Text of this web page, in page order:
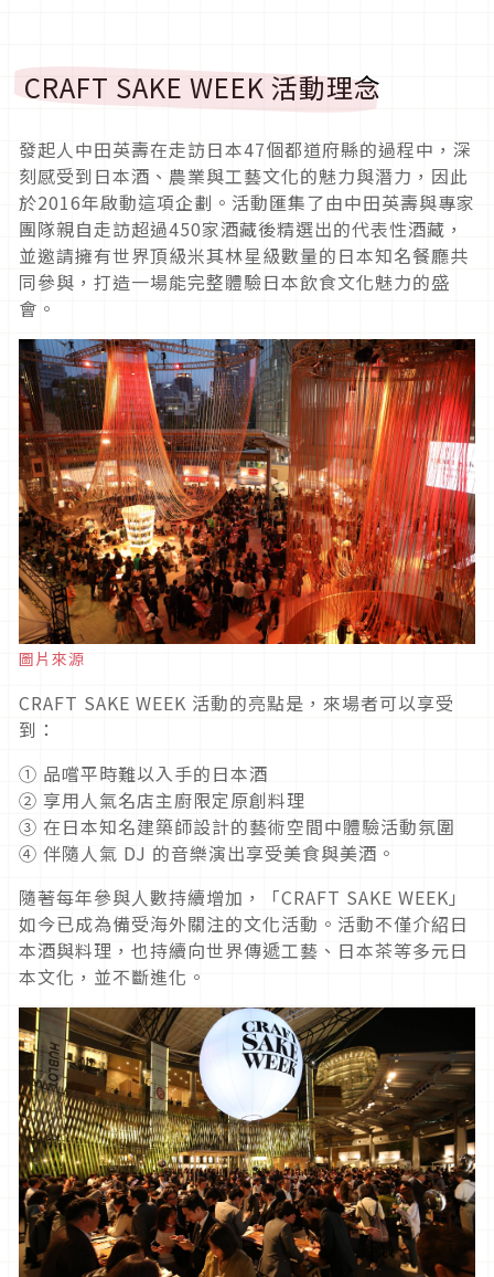
CRAFT SAKE WEEK 活動理念
發起人中田英壽在走訪日本47個都道府縣的過程中，深
刻感受到日本酒、農業與工藝文化的魅力與潛力，因此
於2016年啟動這項企劃。活動匯集了由中田英壽與專家
團隊親自走訪超過450家酒藏後精選出的代表性酒藏，
並邀請擁有世界頂級米其林星級數量的日本知名餐廳共
同參與，打造一場能完整體驗日本飲食文化魅力的盛
會。
圖片來源
CRAFT SAKE WEEK 活動的亮點是，來場者可以享受
到：
① 品嚐平時難以入手的日本酒
② 享用人氣名店主廚限定原創料理
③ 在日本知名建築師設計的藝術空間中體驗活動氛圍
④ 伴隨人氣 DJ 的音樂演出享受美食與美酒。
隨著每年參與人數持續增加，「CRAFT SAKE WEEK」
如今已成為備受海外關注的文化活動。活動不僅介紹日
本酒與料理，也持續向世界傳遞工藝、日本茶等多元日
本文化，並不斷進化。